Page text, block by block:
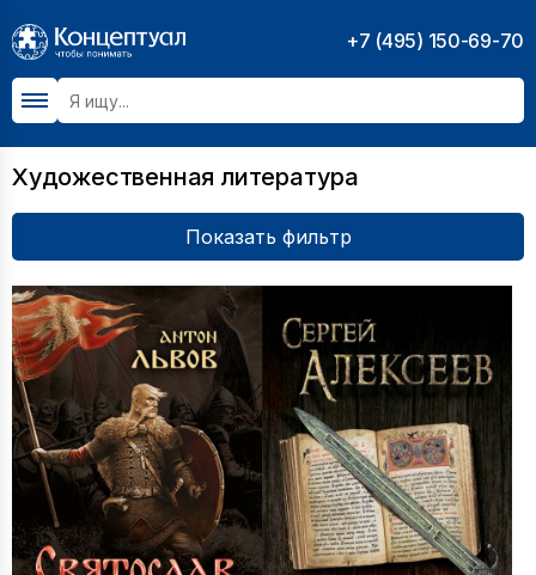
+7 (495) 150-69-70
Художественная литература
Показать фильтр